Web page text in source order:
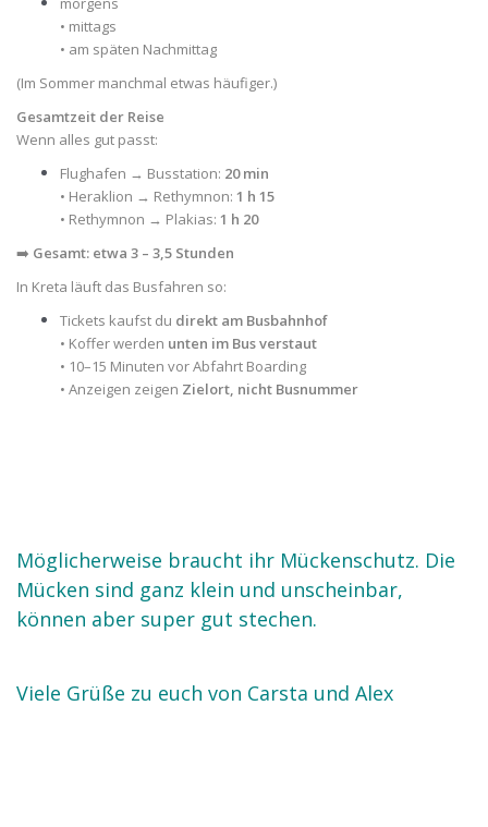
• mittags
• am späten Nachmittag
(Im Sommer manchmal etwas häufiger.)
Gesamtzeit der Reise
Wenn alles gut passt:
Flughafen → Busstation: 20 min
• Heraklion → Rethymnon: 1 h 15
• Rethymnon → Plakias: 1 h 20
➡️ Gesamt: etwa 3 – 3,5 Stunden
In Kreta läuft das Busfahren so:
Tickets kaufst du direkt am Busbahnhof
• Koffer werden unten im Bus verstaut
• 10–15 Minuten vor Abfahrt Boarding
• Anzeigen zeigen Zielort, nicht Busnummer
Möglicherweise braucht ihr Mückenschutz. Die
Mücken sind ganz klein und unscheinbar,
können aber super gut stechen.
Viele Grüße zu euch von Carsta und Alex